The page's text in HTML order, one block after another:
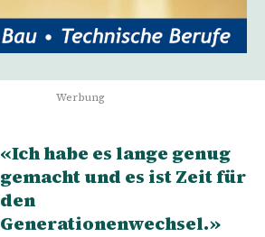
Werbung
«Ich habe es lange genug
gemacht und es ist Zeit für
den
Generationenwechsel.»